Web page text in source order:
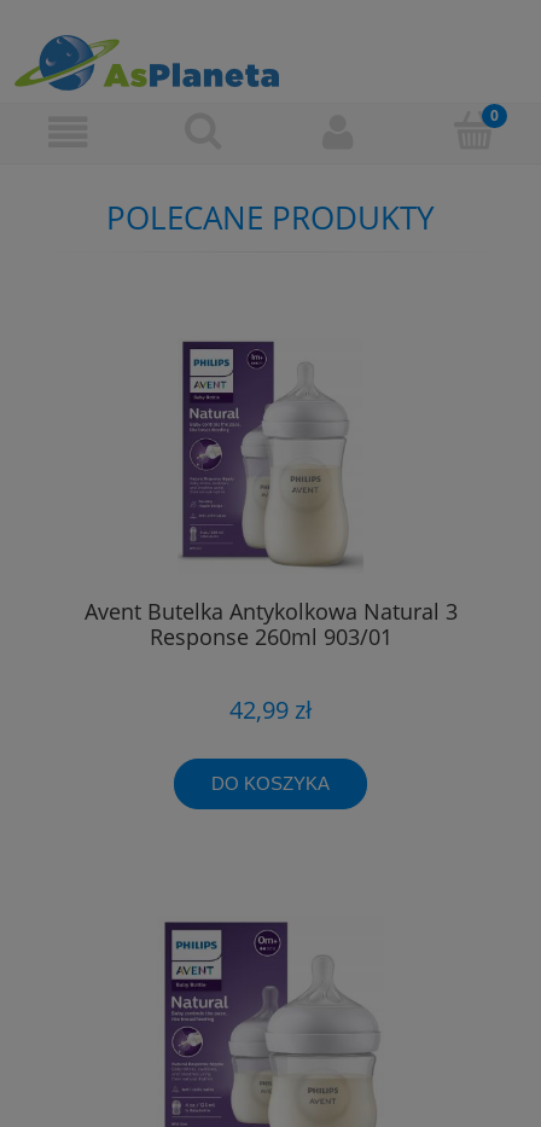
POLECANE PRODUKTY
Avent Butelka Antykolkowa Natural 3
Response 260ml 903/01
42,99 zł
DO KOSZYKA